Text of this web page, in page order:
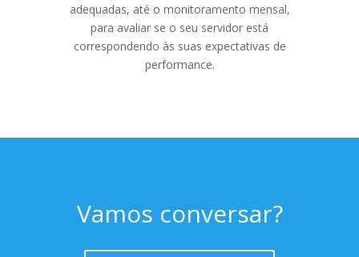
adequadas, até o monitoramento mensal,
para avaliar se o seu servidor está
correspondendo às suas expectativas de
performance.
Vamos conversar?